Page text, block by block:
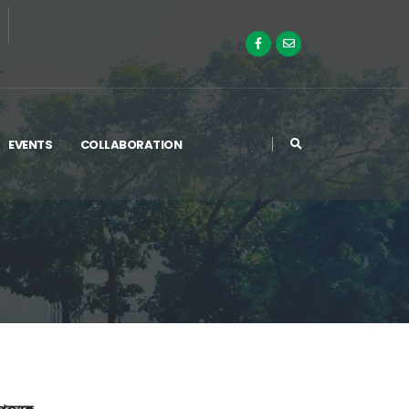
EVENTS COLLABORATION